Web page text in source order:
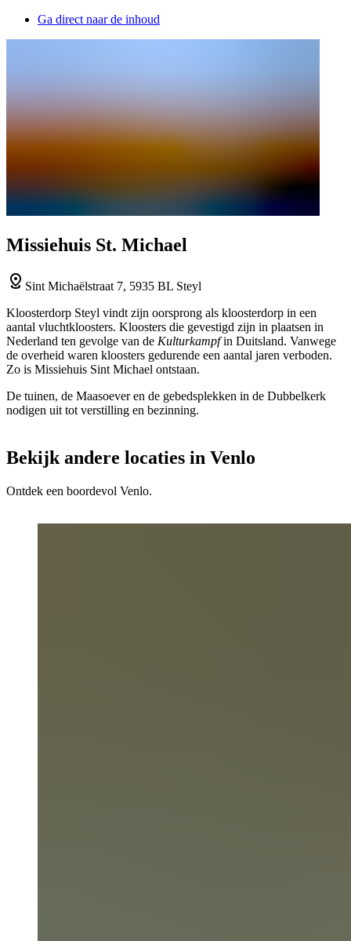
Ga direct naar de inhoud
Missiehuis St. Michael
Sint Michaëlstraat 7, 5935 BL Steyl
Kloosterdorp Steyl vindt zijn oorsprong als kloosterdorp in een
aantal vluchtkloosters. Kloosters die gevestigd zijn in plaatsen in
Nederland ten gevolge van de Kulturkampfin Duitsland. Vanwege
de overheid waren kloosters gedurende een aantal jaren verboden.
Zo is Missiehuis Sint Michael ontstaan.
De tuinen, de Maasoever en de gebedsplekken in de Dubbelkerk
nodigen uit tot verstilling en bezinning.
Bekijk andere locaties in Venlo
Ontdek een boordevol Venlo.